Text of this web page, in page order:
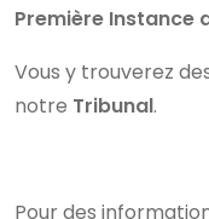
Première Instance
Vous y trouverez
notre Tribunal.
Pour des